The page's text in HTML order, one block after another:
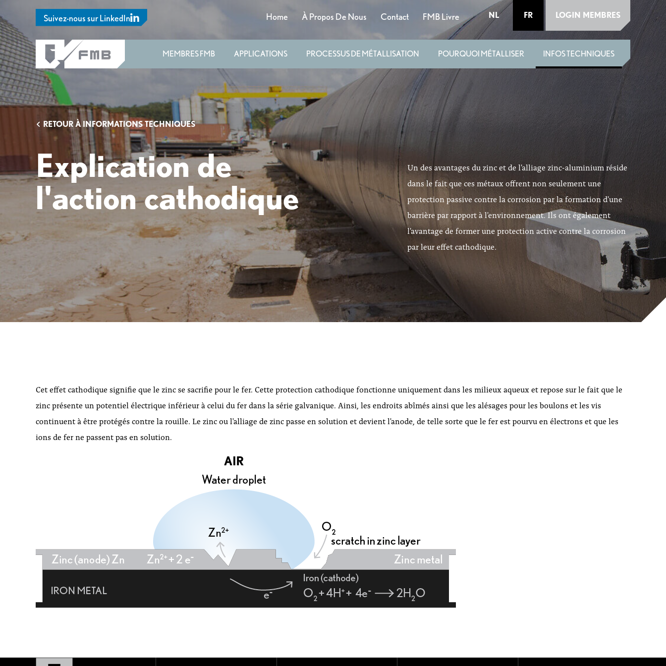
MEMBRES FMB APPLICATIONS PROCESSUS DE MÉTALLISATION POURQUOI MÉTALLISER INFOS TECHNIQUES
Suivez-nous sur LinkedIn Home À Propos De Nous Contact FMB Livre NL FR LOGIN MEMBRES
RETOUR À INFORMATIONS TECHNIQUES
Explication de
l'action cathodique
Un des avantages du zinc et de l'alliage zinc-aluminium réside
dans le fait que ces métaux offrent non seulement une
protection passive contre la corrosion par la formation d'une
barrière par rapport à l'environnement. Ils ont également
l'avantage de former une protection active contre la corrosion
par leur effet cathodique.
Cet effet cathodique signifie que le zinc se sacrifie pour le fer. Cette protection cathodique fonctionne uniquement dans les milieux aqueux et repose sur le fait que le
zinc présente un potentiel électrique inférieur à celui du fer dans la série galvanique. Ainsi, les endroits abîmés ainsi que les alésages pour les boulons et les vis
continuent à être protégés contre la rouille. Le zinc ou l'alliage de zinc passe en solution et devient l'anode, de telle sorte que le fer est pourvu en électrons et que les
ions de fer ne passent pas en solution.